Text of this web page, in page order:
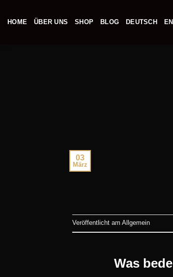
InhaltHOME ÜBER UNS SHOP BLOG DEUTSCH
03
März
Veröffentlicht am Allgemein
Was